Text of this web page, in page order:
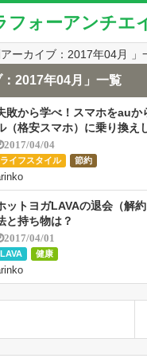
フォーアンチエ
アーカイブ：2017年04月 」
：2017年04月」一覧
敗から学べ！スマホをauか
（格安スマホ）に乗り換え
2017/04/04
ライフスタイル 節約
ットヨガLAVAの退会（解
と持ち物は？
2017/04/01
LAVA 健康